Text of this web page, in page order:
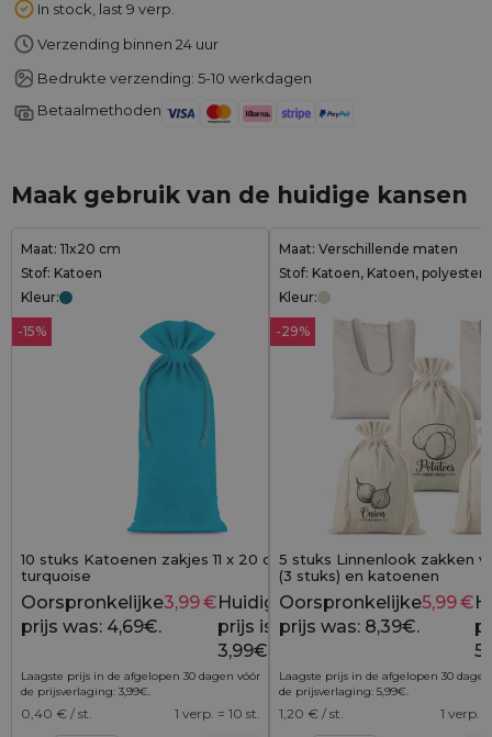
In stock, last 9 verp.
Verzending binnen 24 uur
Bedrukte verzending: 5-10 werkdagen
Betaalmethoden
Maak gebruik van de huidige kansen
Maat: 11x20 cm
Stof: Katoen
Kleur:
-15%
10 stuks Katoenen zakjes 11 x 20 cm -
turquoise
4,69 €
Oorspronkelijke
prijs was: 4,69€.
3,99€Huidige
prijs is:
3,99€.
Laagste prijs in de afgelopen 30 dagen vóór
de prijsverlaging: 3,99€.
0,40 € / st. 1 verp. = 10 st.
Maat: Verschillende maten
Stof: Katoen, Katoen, polyester
Kleur:
-29%
5 stuks Linnenlook zakken
(3 stuks) en katoenen
boodschappentassen (2
Oorspronkelijke
prijs was: 8,39€.
5,99€
Laagste prijs in de afgelopen 30
de prijsverlaging: 5,99€.
1,20 € / st. 1 verp.